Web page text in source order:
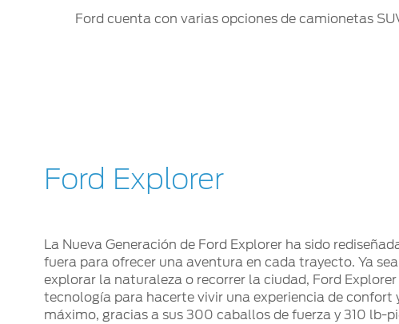
Ford cuenta con varias opciones de camionetas
Ford Explorer
La Nueva Generación de Ford Explorer ha sido
fuera para ofrecer una aventura en cada trayecto. Ya
explorar la naturaleza o recorrer la ciudad, Ford
tecnología para hacerte vivir una experiencia de confort
máximo, gracias a sus 300 caballos de fuerza y 310 lb-